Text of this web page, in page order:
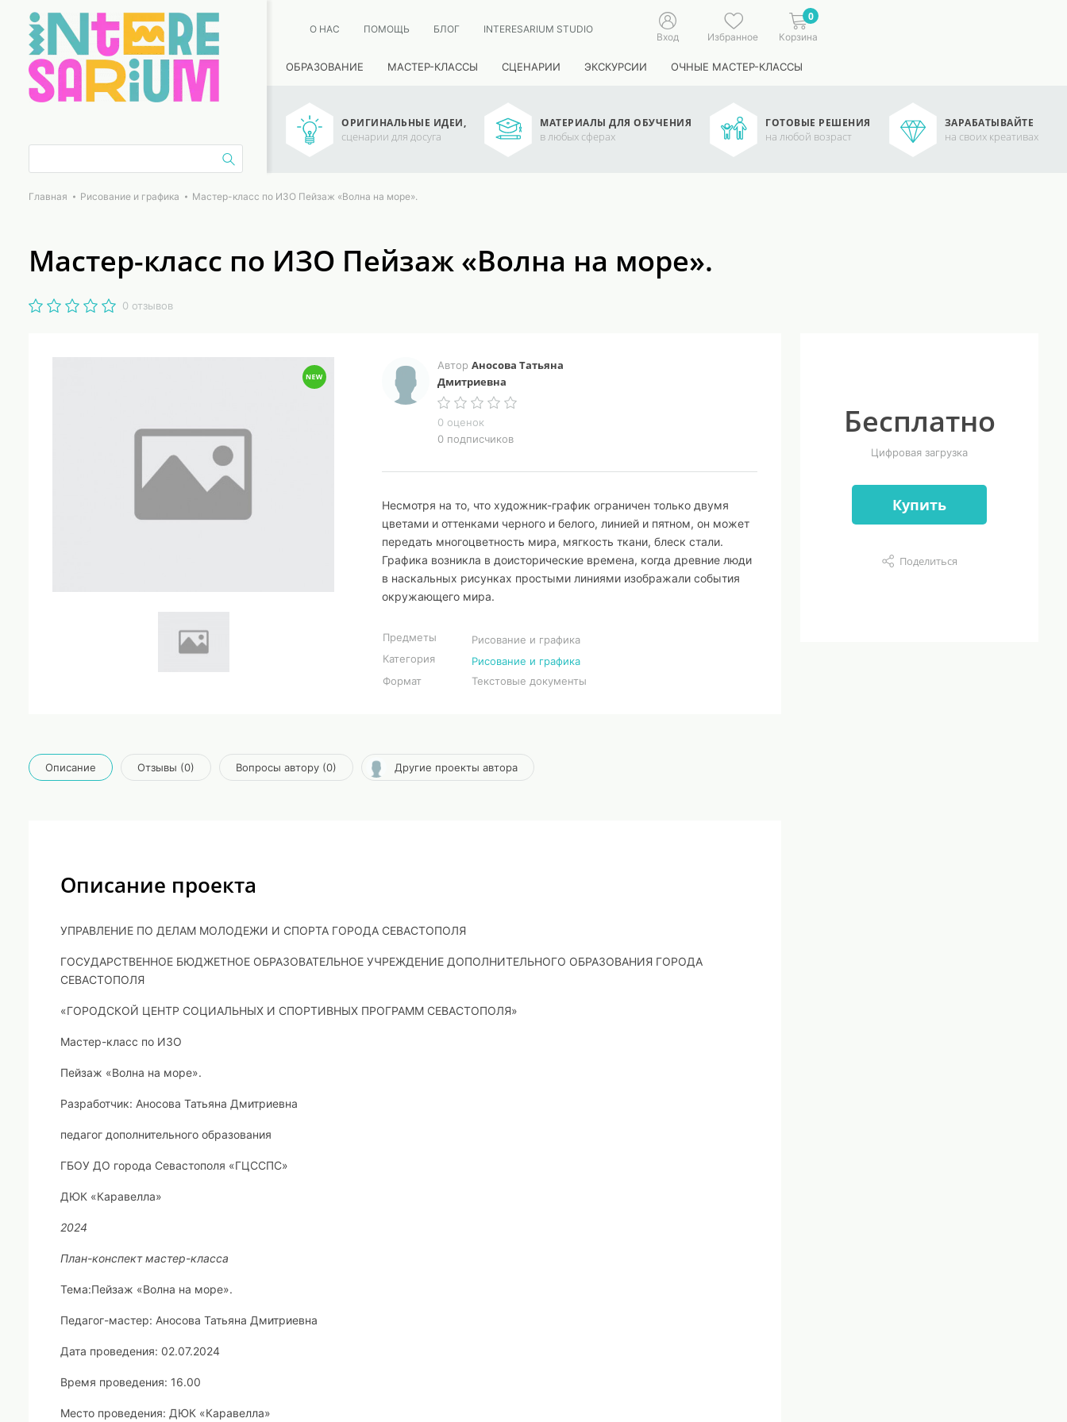
О НАС ПОМОЩЬ БЛОГ INTERESARIUM STUDIO
Вход Избранное
0
Корзина
ОБРАЗОВАНИЕ МАСТЕР-КЛАССЫ СЦЕНАРИИ ЭКСКУРСИИ ОЧНЫЕ МАСТЕР-КЛАССЫ
ОРИГИНАЛЬНЫЕ ИДЕИ,
сценарии для досуга
МАТЕРИАЛЫ ДЛЯ ОБУЧЕНИЯ
в любых сферах
ГОТОВЫЕ РЕШЕНИЯ
на любой возраст
ЗАРАБАТЫВАЙТЕ
на своих креативах
Главная Рисование и графика Мастер-класс по ИЗО Пейзаж «Волна на море».
Мастер-класс по ИЗО Пейзаж «Волна на море».
0 отзывов
Автор Аносова Татьяна
Дмитриевна
0 оценок
0 подписчиков
Несмотря на то, что художник-график ограничен только двумя
цветами и оттенками черного и белого, линией и пятном, он может
передать многоцветность мира, мягкость ткани, блеск стали.
Графика возникла в доисторические времена, когда древние люди
в наскальных рисунках простыми линиями изображали события
окружающего мира.
Предметы
Рисование и графика
Категория
Рисование и графика
Формат
Текстовые документы
Бесплатно
Цифровая загрузка
Купить
Поделиться
Описание Отзывы (0) Вопросы автору (0) Другие проекты автора
Описание проекта
УПРАВЛЕНИЕ ПО ДЕЛАМ МОЛОДЕЖИ И СПОРТА ГОРОДА СЕВАСТОПОЛЯ
ГОСУДАРСТВЕННОЕ БЮДЖЕТНОЕ ОБРАЗОВАТЕЛЬНОЕ УЧРЕЖДЕНИЕ ДОПОЛНИТЕЛЬНОГО ОБРАЗОВАНИЯ ГОРОДА
СЕВАСТОПОЛЯ
«ГОРОДСКОЙ ЦЕНТР СОЦИАЛЬНЫХ И СПОРТИВНЫХ ПРОГРАММ СЕВАСТОПОЛЯ»
Мастер-класс по ИЗО
Пейзаж «Волна на море».
Разработчик: Аносова Татьяна Дмитриевна
педагог дополнительного образования
ГБОУ ДО города Севастополя «ГЦССПС»
ДЮК «Каравелла»
2024
План-конспект мастер-класса
Тема:Пейзаж «Волна на море».
Педагог-мастер: Аносова Татьяна Дмитриевна
Дата проведения: 02.07.2024
Время проведения: 16.00
Место проведения: ДЮК «Каравелла»